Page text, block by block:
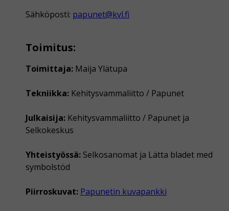
Sähköposti: papunet@kvl.fi
Toimitus:
Toimittaja: Maija Ylätupa
Tekniikka: Kehitysvammaliitto / Papunet
Julkaisija: Kehitysvammaliitto / Papunet ja
Selkokeskus
Yhteistyössä: Selkosanomat ja Lätta bladet med
symbolstöd
Piirroskuvat: Papunetin kuvapankki